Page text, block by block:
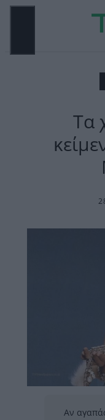
Μετάβαση
Τα
Αν